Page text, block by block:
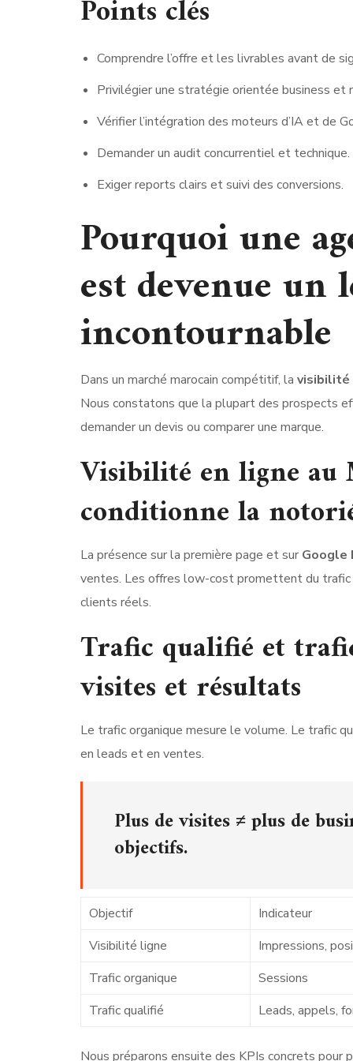
Points clés
Comprendre l’offre et les livrables avant de
Privilégier une stratégie orientée business et
Vérifier l’intégration des moteurs d’IA et de
Demander un audit concurrentiel et technique.
Exiger reports clairs et suivi des conversions.
Pourquoi une
est devenue un
incontournable
Dans un marché marocain compétitif, la visibilité
Nous constatons que la plupart des prospects
demander un devis ou comparer une marque.
Visibilité en ligne au
conditionne la
La présence sur la première page et sur Google
ventes. Les offres low-cost promettent du
clients réels.
Trafic qualifié et
visites et résultats
Le trafic organique mesure le volume. Le trafic
en leads et en ventes.
Plus de visites ≠ plus de
objectifs.
Objectif
Indicateur
Visibilité ligne
Impressions,
Trafic organique
Sessions
Trafic qualifié
Leads, appels,
Nous préparons ensuite des KPIs concrets